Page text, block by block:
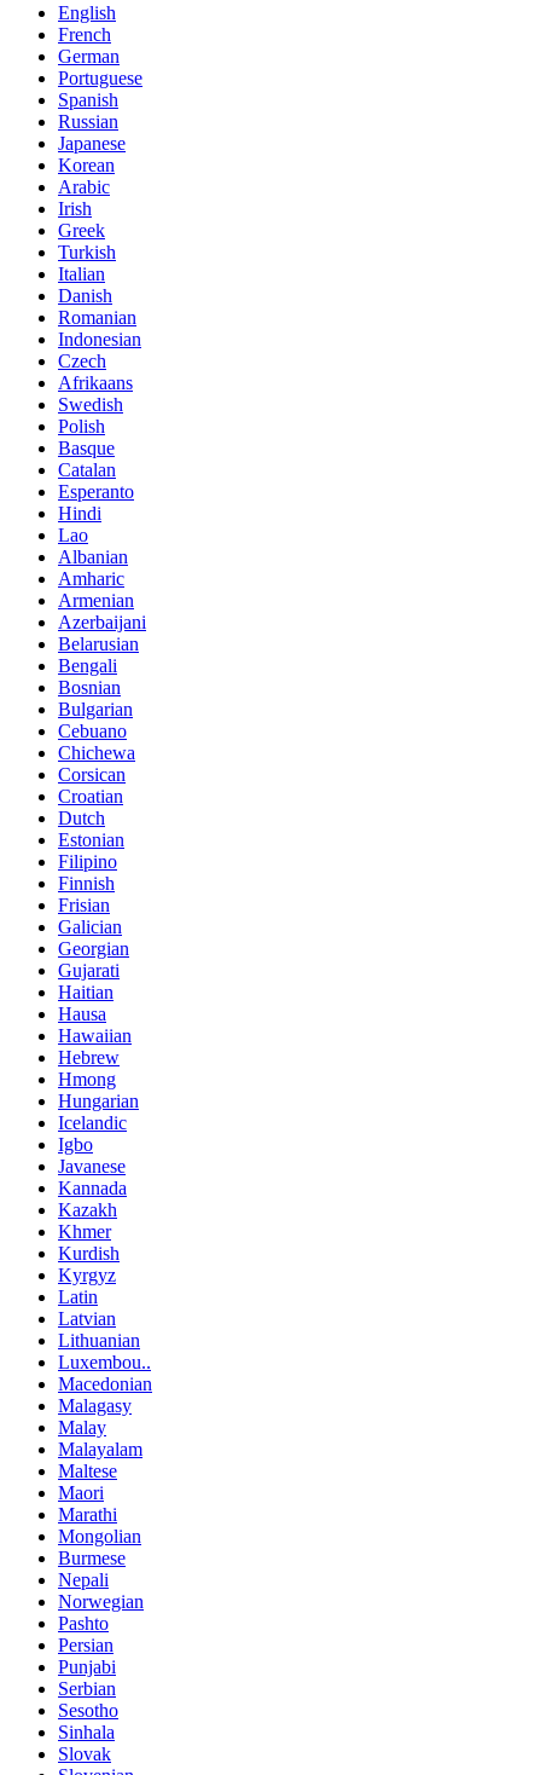
English
French
German
Portuguese
Spanish
Russian
Japanese
Korean
Arabic
Irish
Greek
Turkish
Italian
Danish
Romanian
Indonesian
Czech
Afrikaans
Swedish
Polish
Basque
Catalan
Esperanto
Hindi
Lao
Albanian
Amharic
Armenian
Azerbaijani
Belarusian
Bengali
Bosnian
Bulgarian
Cebuano
Chichewa
Corsican
Croatian
Dutch
Estonian
Filipino
Finnish
Frisian
Galician
Georgian
Gujarati
Haitian
Hausa
Hawaiian
Hebrew
Hmong
Hungarian
Icelandic
Igbo
Javanese
Kannada
Kazakh
Khmer
Kurdish
Kyrgyz
Latin
Latvian
Lithuanian
Luxembou..
Macedonian
Malagasy
Malay
Malayalam
Maltese
Maori
Marathi
Mongolian
Burmese
Nepali
Norwegian
Pashto
Persian
Punjabi
Serbian
Sesotho
Sinhala
Slovak